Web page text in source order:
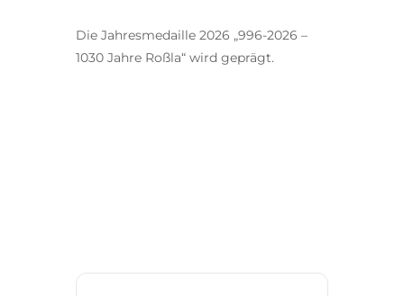
Die Jahresmedaille 2026 „996-2026 –
1030 Jahre Roßla“ wird geprägt.